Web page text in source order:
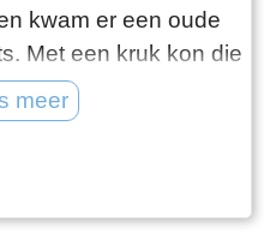
kwam er een oude
Met een kruk kon die
werd de huidige
bediening
die er
meer